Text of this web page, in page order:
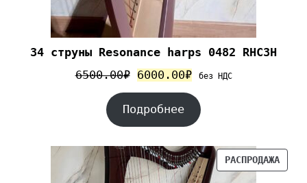
34 струны Resonance harps 0482 RHC3H
6500.00₽ 6000.00₽ без НДС
Подробнее
РАСПРОДАЖА